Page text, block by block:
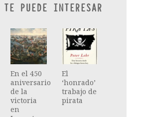
PUEDE INTERESAR
En el 450
aniversario
de la
victoria
en
El
‘honrado’
trabajo de
pirata